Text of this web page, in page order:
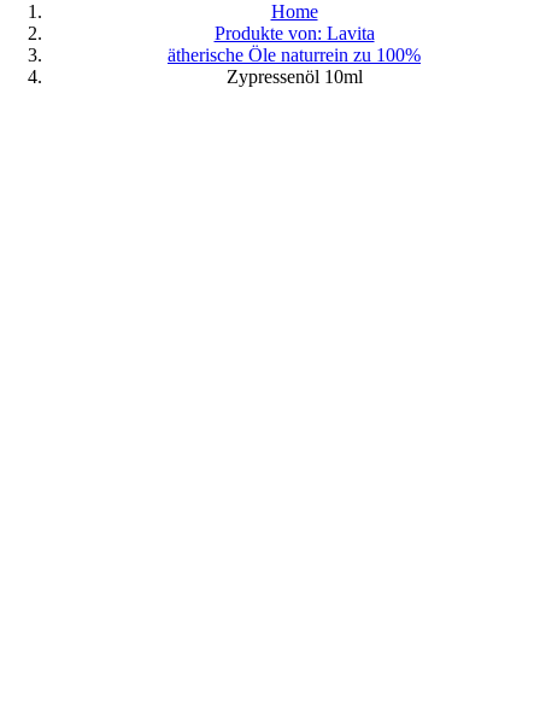
Home
Produkte von: Lavita
ätherische Öle naturrein zu 100%
Zypressenöl 10ml